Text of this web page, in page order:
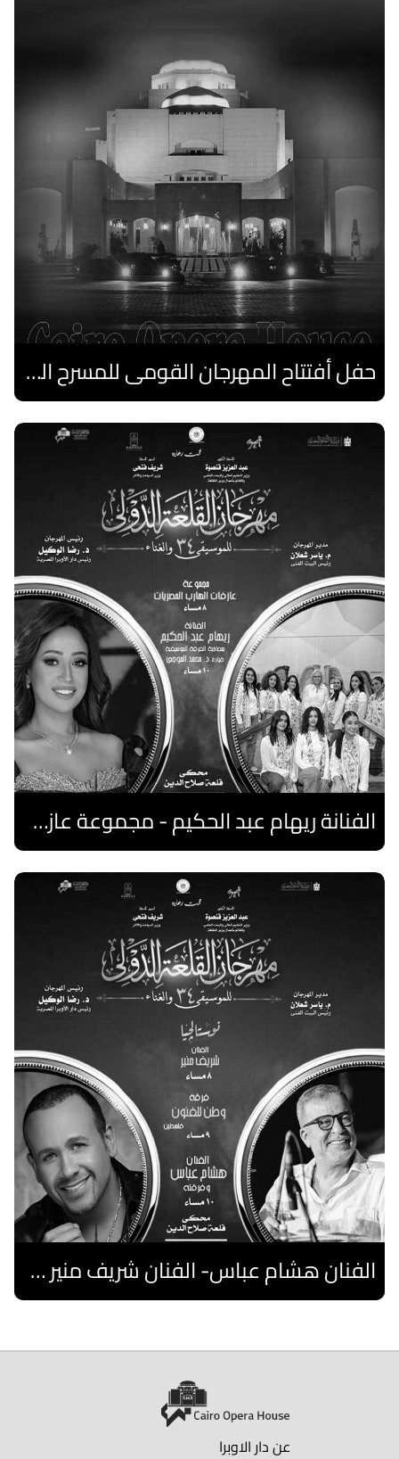
حفل أفتتاح المهرجان القومى للمسرح الصرى
اقرا المزيد
الفنانة ريهام عبد الحكيم - مجموعة عازفات الهارب المصريات
اقرا المزيد
الفنان هشام عباس- الفنان شريف منير "نوستالجيا"- فرقة فلسطين
عن دار الاوبرا